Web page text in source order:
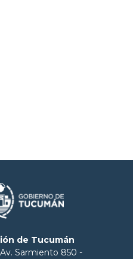
de Tucumán
Av. Sarmiento 850 -